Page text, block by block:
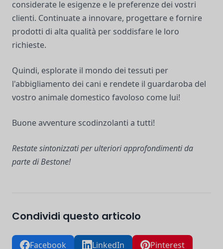
considerate le esigenze e le preferenze dei vostri
clienti. Continuate a innovare, progettare e fornire
prodotti di alta qualità per soddisfare le loro
richieste.
Quindi, esplorate il mondo dei tessuti per
l'abbigliamento dei cani e rendete il guardaroba del
vostro animale domestico favoloso come lui!
Buone avventure scodinzolanti a tutti!
Restate sintonizzati per ulteriori approfondimenti da
parte di Bestone!
Condividi questo articolo
Facebook LinkedIn
Pinterest